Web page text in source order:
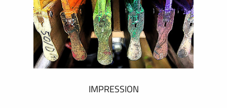
IMPRESSION